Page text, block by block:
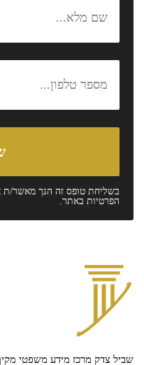
בשליחת טופס זה הנך מאשר/ת
הפרטיות באתר.
שביל צדק מרכז מידע משפטי